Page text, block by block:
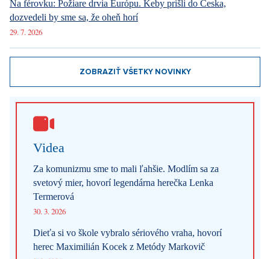
Internetové obchody dobývajú sociálne siete. Najviac ľudí
nakupuje software, elektroniku a darčekové predmety
1. 8. 2026
31. 7. 2026
dozvedeli by sme sa, že oheň horí
29. 7. 2026